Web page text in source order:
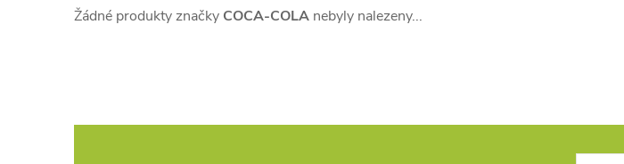
Žádné produkty značky COCA-COLA nebyly nalezeny...